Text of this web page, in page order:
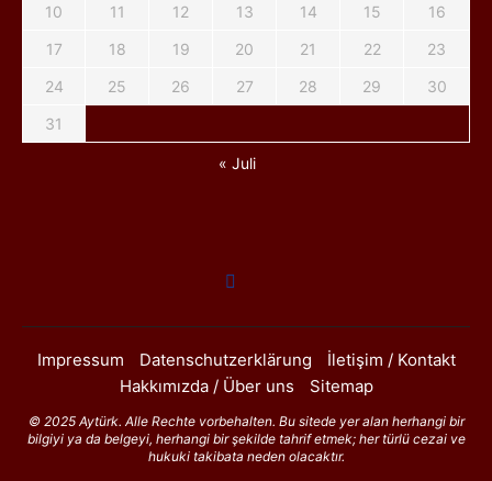
10
11 12 13 14 15
16
17
18 19 20 21 22
23
24
25 26 27 28 29
30
31
« Juli
Impressum Datenschutzerklärung
İletişim / Kontakt
Hakkımızda / Über uns
Sitemap
© 2025 Aytürk. Alle Rechte vorbehalten. Bu sitede yer alan herhangi bir
bilgiyi ya da belgeyi, herhangi bir şekilde tahrif etmek; her türlü cezai ve
hukuki takibata neden olacaktır.